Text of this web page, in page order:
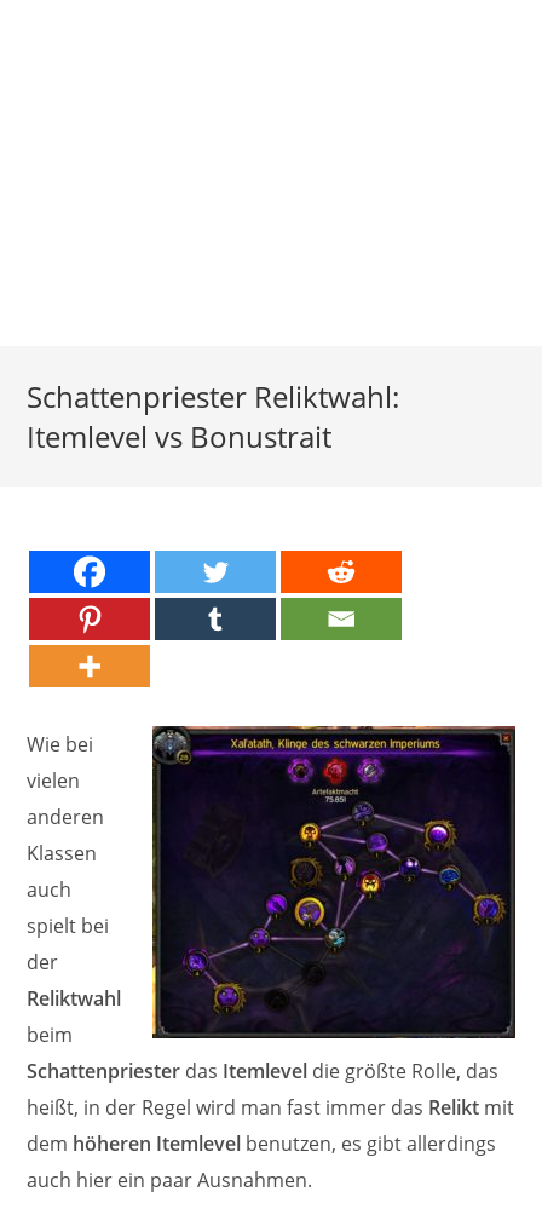
Schattenpriester Reliktwahl:
Itemlevel vs Bonustrait
Wie bei
vielen
anderen
Klassen
auch
spielt bei
der
Reliktwahl
beim
Schattenpriester das Itemlevel die größte Rolle, das
heißt, in der Regel wird man fast immer das Relikt mit
dem höheren Itemlevel benutzen, es gibt allerdings
auch hier ein paar Ausnahmen.